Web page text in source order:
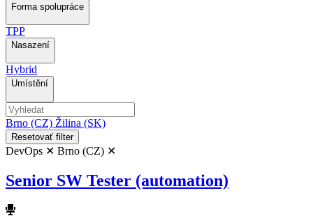
Forma spolupráce
TPP
Nasazení
Hybrid
Umístění
Brno (CZ) Žilina (SK)
Resetovať filter
DevOps ✕ Brno (CZ) ✕
Senior SW Tester (automation)